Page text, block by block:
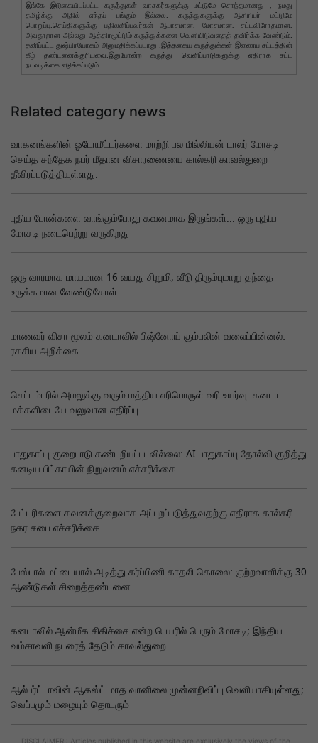
இங்கே இடுகையிடப்பட்ட கருத்துகள் வாசகர்களுக்கு மட்டுமே சொந்தமானது , நமது
தமிழ்க்கு அதில் எந்தப் பங்கும் இல்லை. கருத்துகளுக்கு ஆசிரியர் மட்டுமே
பொறுப்பு.செய்திகளுக்கு பதிலளிப்பவர்கள் ஆபாசமான, மோசமான, சட்டவிரோதமான,
அவதூறான அல்லது ஆத்திரமூட்டும் கருத்துக்களை வெளியிடுவதைத் தவிர்க்க வேண்டும்.
தனிப்பட்ட துஷ்பிரயோகம் அனுமதிக்கப்படாது .இத்தகைய கருத்துக்கள் இணைய சட்டத்தின்
கீழ் தண்டனைக்குரியவை.இதுபோன்ற கருத்து வெளிப்பாடுகளுக்கு எதிராக சட்ட
நடவடிக்கை எடுக்கப்படும்.
Related category news
வாகனங்களின் ஓடோமீட்டர்களை மாற்றி பல மில்லியன் டாலர் மோசடி
செய்த சந்தேக நபர் மீதான விசாரணையை கால்கரி காவல்துறை
தீவிரப்படுத்தியுள்ளது.
புதிய போன்களை வாங்கும்போது கவனமாக இருங்கள்... ஒரு புதிய
மோசடி நடைபெற்று வருகிறது
ஒரு வாரமாக மாயமான 16 வயது சிறுமி; வீடு திரும்புமாறு தந்தை
உருக்கமான வேண்டுகோள்
மாணவர் விசா மூலம் கனடாவில் பிஷ்னோய் கும்பலின் வலைப்பின்னல்:
ரகசிய அறிக்கை
செப்டம்பரில் அமலுக்கு வரும் மத்திய எரிபொருள் வரி உயர்வு: கனடா
மக்களிடையே வலுவான எதிர்ப்பு
பாதுகாப்பு குறைபாடு கண்டறியப்படவில்லை: AI பாதுகாப்பு தோல்வி குறித்து
கனடிய பிட்காயின் நிறுவனம் எச்சரிக்கை
பேட்டரிகளை கவனக்குறைவாக அப்புறப்படுத்துவதற்கு எதிராக கால்கரி
நகர சபை எச்சரிக்கை
பேஸ்பால் மட்டையால் அடித்து கர்ப்பிணி காதலி கொலை: குற்றவாளிக்கு 30
ஆண்டுகள் சிறைத்தண்டனை
கனடாவில் ஆன்மீக சிகிச்சை என்ற பெயரில் பெரும் மோசடி; இந்திய
வம்சாவளி நபரைத் தேடும் காவல்துறை
ஆல்பர்ட்டாவின் ஆகஸ்ட் மாத வானிலை முன்னறிவிப்பு வெளியாகியுள்ளது;
வெப்பமும் மழையும் தொடரும்
DISCLAIMER : Articles published in this website are exclusively the views of the